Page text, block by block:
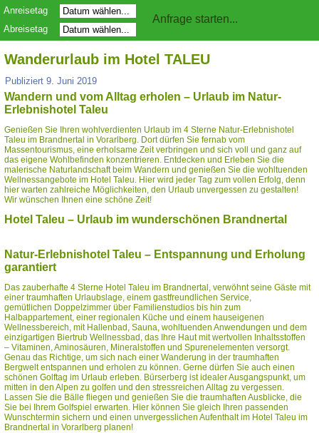
Anreisetag
Abreisetag
Wanderurlaub im Hotel TALEU
Publiziert 9. Juni 2019
Wandern und vom Alltag erholen – Urlaub im Natur-
Erlebnishotel Taleu
Genießen Sie Ihren wohlverdienten Urlaub im 4 Sterne Natur-Erlebnishotel
Taleu im Brandnertal in Vorarlberg. Dort dürfen Sie fernab vom
Massentourismus, eine erholsame Zeit verbringen und sich voll und ganz auf
das eigene Wohlbefinden konzentrieren. Entdecken und Erleben Sie die
malerische Naturlandschaft beim Wandern und genießen Sie die wohltuenden
Wellnessangebote im Hotel Taleu. Hier wird jeder Tag zum vollen Erfolg, denn
hier warten zahlreiche Möglichkeiten, den Urlaub unvergessen zu gestalten!
Wir wünschen Ihnen eine schöne Zeit!
Hotel Taleu – Urlaub im wunderschönen Brandnertal
Natur-Erlebnishotel Taleu – Entspannung und Erholung
garantiert
Das zauberhafte 4 Sterne Hotel Taleu im Brandnertal, verwöhnt seine Gäste mit
einer traumhaften Urlaubslage, einem gastfreundlichen Service,
gemütlichen Doppelzimmer über Familienstudios bis hin zum
Halbappartement, einer regionalen Küche und einem hauseigenen
Wellnessbereich, mit Hallenbad, Sauna, wohltuenden Anwendungen und dem
einzigartigen Biertrub Wellnessbad, das Ihre Haut mit wertvollen Inhaltsstoffen
– Vitaminen, Aminosäuren, Mineralstoffen und Spurenelementen versorgt.
Genau das Richtige, um sich nach einer Wanderung in der traumhaften
Bergwelt entspannen und erholen zu können. Gerne dürfen Sie auch einen
schönen Golftag im Urlaub erleben. Bürserberg ist idealer Ausgangspunkt, um
mitten in den Alpen zu golfen und den stressreichen Alltag zu vergessen.
Lassen Sie die Bälle fliegen und genießen Sie die traumhaften Ausblicke, die
Sie bei Ihrem Golfspiel erwarten. Hier können Sie gleich Ihren passenden
Wunschtermin sichern und einen unvergesslichen Aufenthalt im Hotel Taleu im
Brandnertal in Vorarlberg planen!